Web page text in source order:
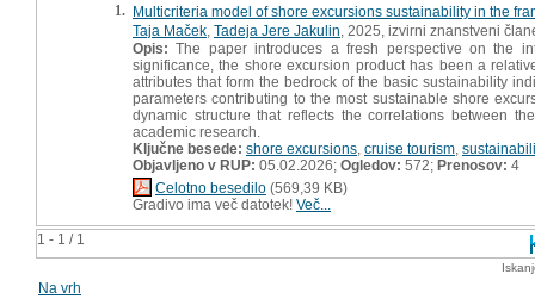
1 - 1 / 1
1. Multicriteria model of shore excursions sustainability in the
Taja Maček Tadeja Jere Jakulin , 2025, izvirni znanstveni
Opis: The paper introduces a fresh perspective on the
significance, the shore excursion product has been a
attributes that form the bedrock of the basic sustainability
parameters contributing to the most sustainable shore
dynamic structure that reflects the correlations between
academic research.
Ključne besede: shore excursions cruise tourism
Objavljeno v RUP: 05.02.2026; Ogledov: 572; Prenosov: 4
Celotno besedilo (569,39 KB)
Gradivo ima več datotek! Več...
Na vrh